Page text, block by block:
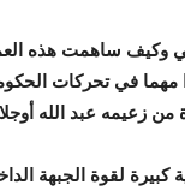
وكيف ساهمت هذه
مهما في تحركات
زعيمه عبد الله
لقوة الجبهة